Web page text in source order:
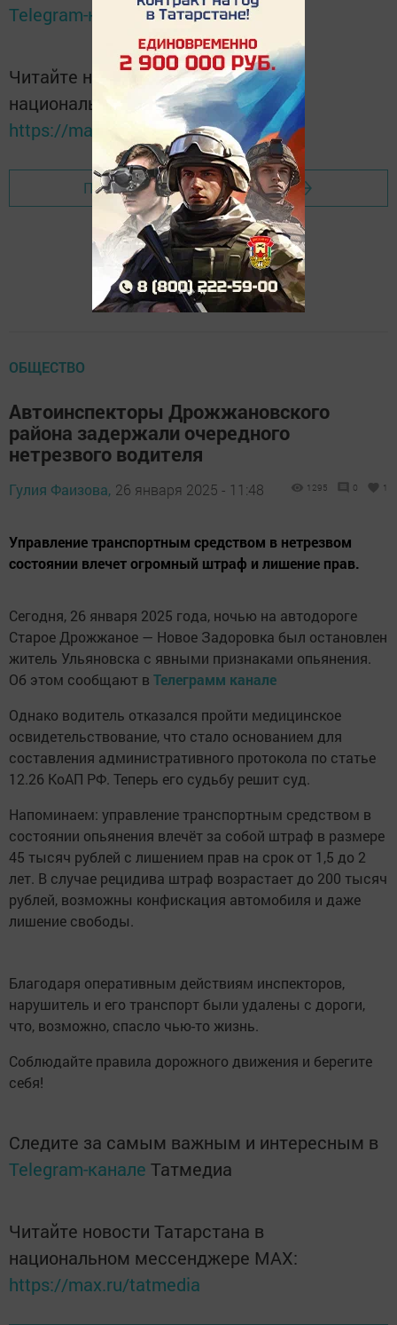
Telegram-каналеТатмедиа
Читайте новости Татарстана в
национальном мессенджере MАХ:
https://max.ru/tatmedia
Перейти на страницу новости
ОБЩЕСТВО
Автоинспекторы Дрожжановского
района задержали очередного
нетрезвого водителя
Гулия Фаизова, 26 января 2025 - 11:48 1295 0 1
Управление транспортным средством в нетрезвом
состоянии влечет огромный штраф и лишение прав.
Сегодня, 26 января 2025 года, ночью на автодороге
Старое Дрожжаное — Новое Задоровка был остановлен
житель Ульяновска с явными признаками опьянения.
Об этом сообщают в Телеграмм канале
Однако водитель отказался пройти медицинское
освидетельствование, что стало основанием для
составления административного протокола по статье
12.26 КоАП РФ. Теперь его судьбу решит суд.
Напоминаем: управление транспортным средством в
состоянии опьянения влечёт за собой штраф в размере
45 тысяч рублей с лишением прав на срок от 1,5 до 2
лет. В случае рецидива штраф возрастает до 200 тысяч
рублей, возможны конфискация автомобиля и даже
лишение свободы.
Благодаря оперативным действиям инспекторов,
нарушитель и его транспорт были удалены с дороги,
что, возможно, спасло чью-то жизнь.
Соблюдайте правила дорожного движения и берегите
себя!
Следите за самым важным и интересным в
Telegram-канале Татмедиа
Читайте новости Татарстана в
национальном мессенджере MАХ:
https://max.ru/tatmedia